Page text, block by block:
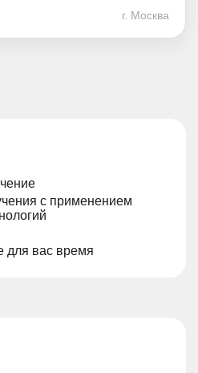
г. Москва
с применением
для вас время